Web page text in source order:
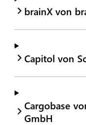
brainX von
Capitol von
Cargobase
GmbH